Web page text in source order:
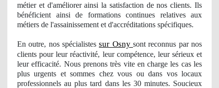
métier et d'améliorerainsi la satisfaction de nos clients. Ils
bénéficient ainsi de formations continues relatives aux
métiers de l'assainissement et d'accréditations spécifiques.
En outre, nos spécialistessur Osnysont reconnus par nos
clients pour leur réactivité, leur compétence, leur sérieux et
leur efficacité. Nous prenons très vite en charge les cas les
plus urgents et sommes chez vous ou dans vos locaux
professionnels au plus tard dans les 30 minutes. Soucieux